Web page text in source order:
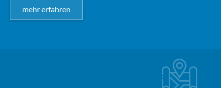
mehr erfahren